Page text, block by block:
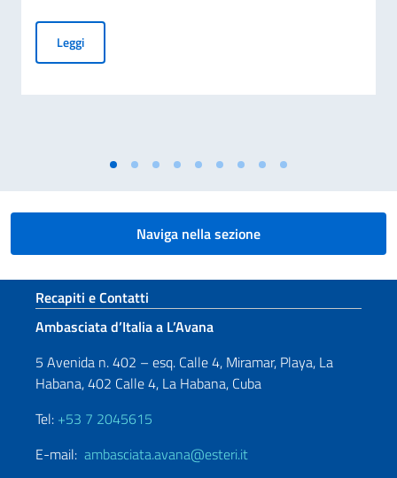
LeggiInvestigación exploratoria destinada a la adquisición de
Naviga nella sezione
Sezione footer
Recapiti e Contatti
Ambasciata d’Italia a L’Avana
5 Avenida n. 402 – esq. Calle 4, Miramar, Playa, La
Habana, 402 Calle 4, La Habana, Cuba
Tel: +53 7 2045615
E-mail: ambasciata.avana@esteri.it